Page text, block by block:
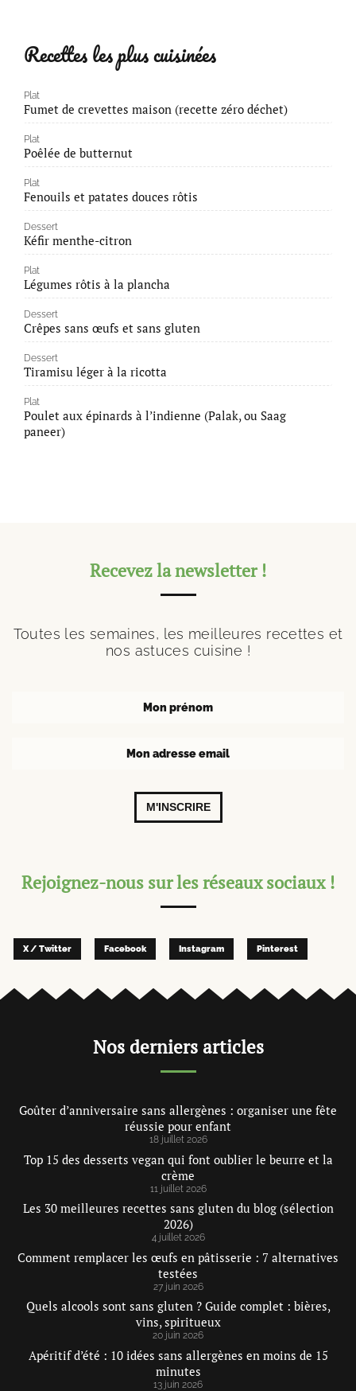
Recettes les plus cuisinées
Plat
Fumet de crevettes maison (recette zéro déchet)
Plat
Poêlée de butternut
Plat
Fenouils et patates douces rôtis
Dessert
Kéfir menthe-citron
Plat
Légumes rôtis à la plancha
Dessert
Crêpes sans œufs et sans gluten
Dessert
Tiramisu léger à la ricotta
Plat
Poulet aux épinards à l’indienne (Palak, ou Saag
paneer)
Recevez la newsletter !
Toutes les semaines, les meilleures recettes et
nos astuces cuisine !
M'INSCRIRE
Rejoignez-nous sur les réseaux sociaux !
X / Twitter Facebook Instagram Pinterest
Nos derniers articles
Goûter d’anniversaire sans allergènes : organiser une fête
réussie pour enfant
18 juillet 2026
Top 15 des desserts vegan qui font oublier le beurre et la
crème
11 juillet 2026
Les 30 meilleures recettes sans gluten du blog (sélection
2026)
4 juillet 2026
Comment remplacer les œufs en pâtisserie : 7 alternatives
testées
27 juin 2026
Quels alcools sont sans gluten ? Guide complet : bières,
vins, spiritueux
20 juin 2026
Apéritif d’été : 10 idées sans allergènes en moins de 15
minutes
13 juin 2026